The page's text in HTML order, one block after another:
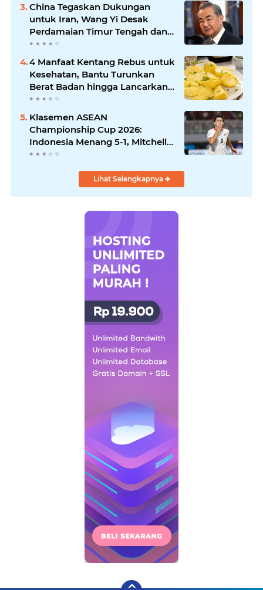
China Tegaskan Dukungan
untuk Iran, Wang Yi Desak
Perdamaian Timur Tengah dan
Soroti Ketegangan dengan AS
4 Manfaat Kentang Rebus untuk
Kesehatan, Bantu Turunkan
Berat Badan hingga Lancarkan
Pencernaan
Klasemen ASEAN
Championship Cup 2026:
Indonesia Menang 5-1, Mitchell
Baker Hattrick dan Puncaki Top
Lihat Selengkapnya